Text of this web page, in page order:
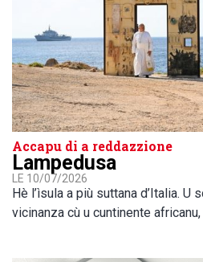
Accapu di a reddazzione
Lampedusa
LE 10/07/2026
Hè l’ìsula a più suttana d’Italia. U
vicinanza cù u cuntinente